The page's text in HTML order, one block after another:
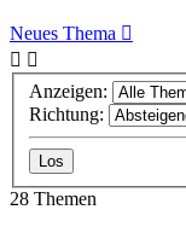
Neues Thema
Anzeigen:
Richtung:
28 Themen